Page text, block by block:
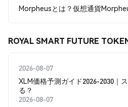
Morpheusとは？仮想通貨
ROYAL SMART FUTURE
2026-08-07
XLM価格予測ガイド2026-2030｜
る？
2026-08-07